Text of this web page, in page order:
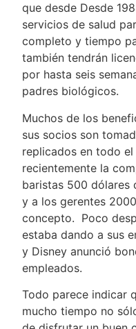
que desde Desde
servicios de salud
completo y tiempo
también tendrán
por hasta seis
padres biológicos.
Muchos de los
sus socios son
replicados en todo
recientemente la
baristas 500 dólares
y a los gerentes
concepto. Poco
estaba dando a sus
y Disney anunció
empleados.
Todo parece indicar
mucho tiempo no